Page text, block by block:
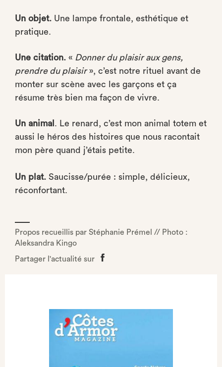
Un objet. Une lampe frontale, esthétique et
pratique.
Une citation. « Donner du plaisir aux gens,
prendre du plaisir», c’est notre rituel avant de
monter sur scène avec les garçons et ça
résume très bien ma façon de vivre.
Un animal . Le renard, c’est mon animal totem et
aussi le héros des histoires que nous racontait
mon père quand j’étais petite.
Un plat. Saucisse/purée : simple, délicieux,
réconfortant.
Propos recueillis par Stéphanie Prémel // Photo :
Aleksandra Kingo
Partager l'actualité sur
Partager